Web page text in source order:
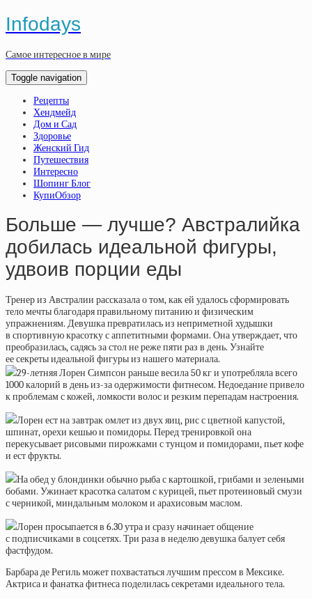
Infodays
Самое интересное в мире
Toggle navigation
Рецепты
Хендмейд
Дом и Сад
Здоровье
Женский Гид
Путешествия
Интересно
Шопинг Блог
КупиОбзор
Больше — лучше? Австралийка
добилась идеальной фигуры,
удвоив порции еды
Тренер из Австралии рассказала о том, как ей удалось сформировать
тело мечты благодаря правильному питанию и физическим
упражнениям. Девушка превратилась из неприметной худышки
в спортивную красотку с аппетитными формами. Она утверждает, что
преобразилась, садясь за стол не реже пяти раз в день. Узнайте
ее секреты идеальной фигуры из нашего материала.
29-летняя Лорен Симпсон раньше весила 50 кг и употребляла всего
1000 калорий в день из-за одержимости фитнесом. Недоедание привело
к проблемам с кожей, ломкости волос и резким перепадам настроения.
Лорен ест на завтрак омлет из двух яиц, рис с цветной капустой,
шпинат, орехи кешью и помидоры. Перед тренировкой она
перекусывает рисовыми пирожками с тунцом и помидорами, пьет кофе
и ест фрукты.
На обед у блондинки обычно рыба с картошкой, грибами и зелеными
бобами. Ужинает красотка салатом с курицей, пьет протеиновый смузи
с черникой, миндальным молоком и арахисовым маслом.
Лорен просыпается в 6.30 утра и сразу начинает общение
с подписчиками в соцсетях. Три раза в неделю девушка балует себя
фастфудом.
Барбара де Региль может похвастаться лучшим прессом в Мексике.
Актриса и фанатка фитнеса поделилась секретами идеального тела.